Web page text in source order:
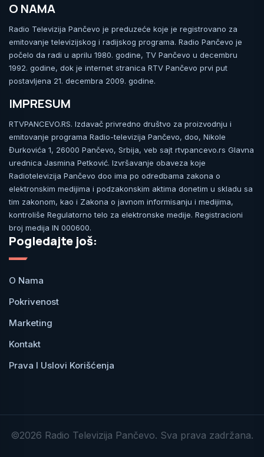
O NAMA
Radio Televizija Pančevo je preduzeće koje je registrovano za
emitovanje televizijskog i radijskog programa. Radio Pančevo je
počelo da radi u aprilu 1980. godine, TV Pančevo u decembru
1992. godine, dok je internet stranica RTV Pančevo prvi put
postavljena 21. decembra 2009. godine.
IMPRESUM
RTVPANCEVO.RS. Izdavač privredno društvo za proizvodnju i
emitovanje programa Radio-televizija Pančevo, doo, Nikole
Đurkovića 1, 26000 Pančevo, Srbija, veb sajt rtvpancevo.rs Glavna
urednica Jasmina Petković. Izvršavanje obaveza koje
Radiotelevizija Pančevo doo ima po odredbama zakona o
elektronskim medijima i podzakonskim aktima donetim u skladu sa
tim zakonom, kao i Zakona o javnom informisanju i medijima,
kontroliše Regulatorno telo za elektronske medije. Registracioni
broj medija IN 000600.
Pogledajte još:
O Nama
Pokrivenost
Marketing
Kontakt
Prava I Uslovi Korišćenja
©2026 Radio Televizija Pančevo. Sva prava zadržana.